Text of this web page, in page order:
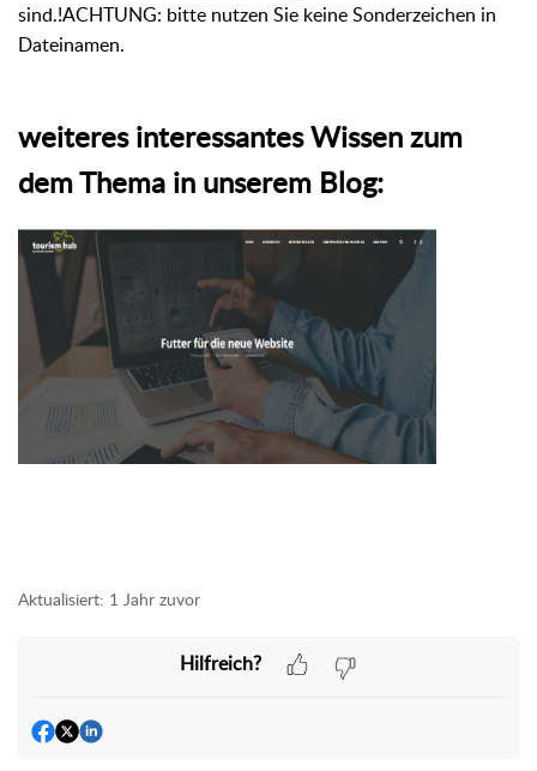
sind.!ACHTUNG: bitte nutzen Sie keine Sonderzeichen in
Dateinamen.
weiteres interessantes Wissen zum
dem Thema in unserem Blog:
Aktualisiert: 1 Jahr zuvor
Hilfreich?